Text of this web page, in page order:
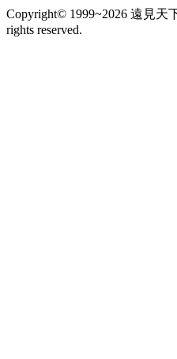
Copyright© 1999~2026 遠見
rights reserved.